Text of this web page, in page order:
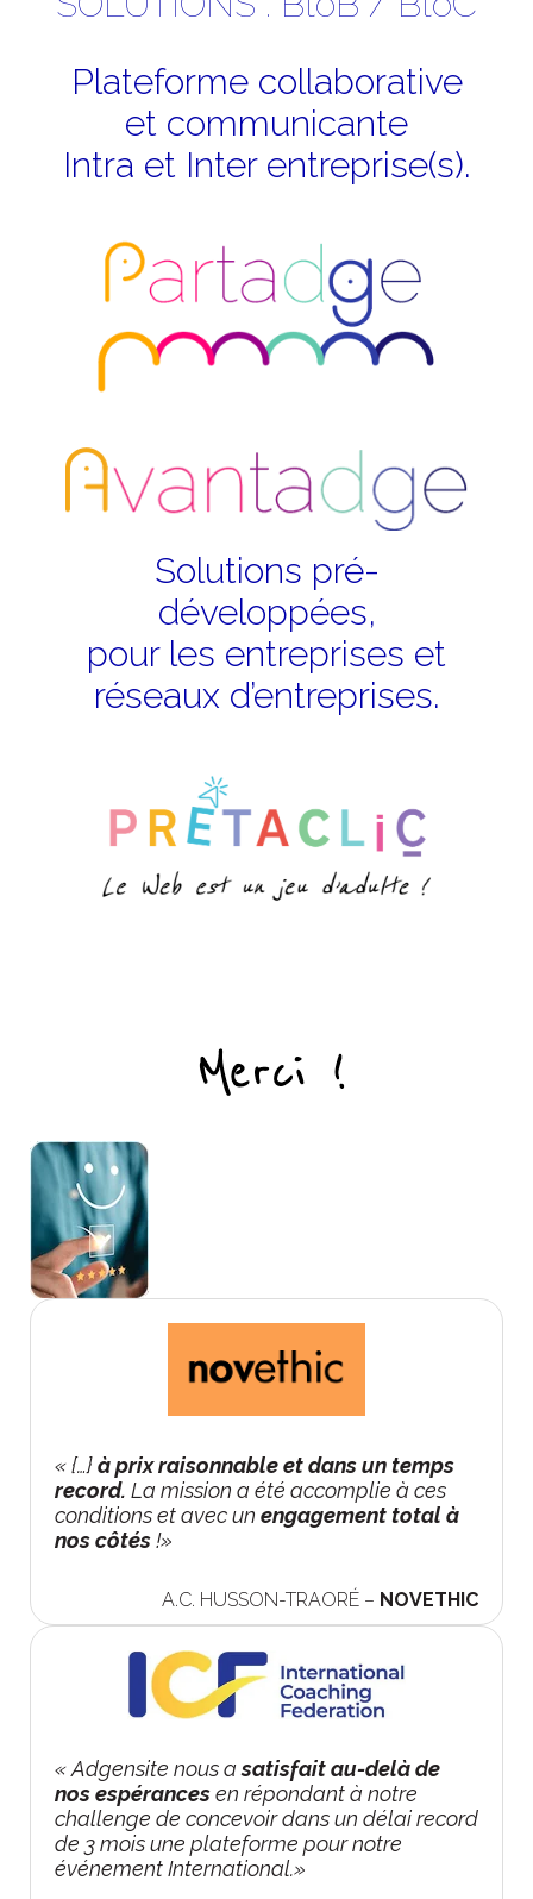
Plateforme collaborative
et communicante
Intra et Inter entreprise(s).
Solutions pré-
développées,
pour les entreprises et
réseaux d’entreprises.
« {…}à prix raisonnable et dans un temps
record. La mission a été accomplie à ces
conditions et avec un engagement total à
nos côtés!»
A.C. HUSSON-TRAORÉ – NOVETHIC
« Adgensite nous asatisfait au-delà de
nos espérancesen répondant à notre
challenge de concevoir dans un délai record
de 3 mois une plateforme pour notre
événement International.»